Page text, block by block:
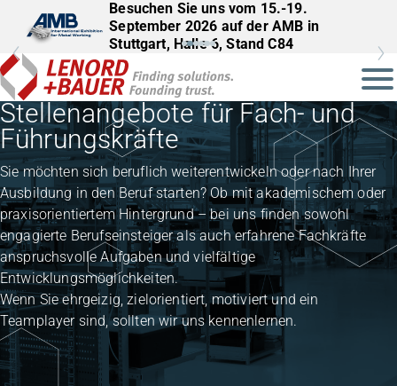
Besuchen Sie uns vom 15.-19.
September 2026 auf der AMB in
Stuttgart, Halle 6, Stand C84
Besuchen Sie uns vom 22.–25.
September 2026 auf der InnoTrans in
Berlin, Halle 27, Stand 561
Stellenangebote für Fach- und
Führungskräfte
Sie möchten sich beruflich weiterentwickeln oder nach Ihrer
Ausbildung in den Beruf starten? Ob mit akademischem oder
praxisorientiertem Hintergrund – bei uns finden sowohl
engagierte Berufseinsteiger als auch erfahrene Fachkräfte
anspruchsvolle Aufgaben und vielfältige
Entwicklungsmöglichkeiten.
Wenn Sie ehrgeizig, zielorientiert, motiviert und ein
Teamplayer sind, sollten wir uns kennenlernen.